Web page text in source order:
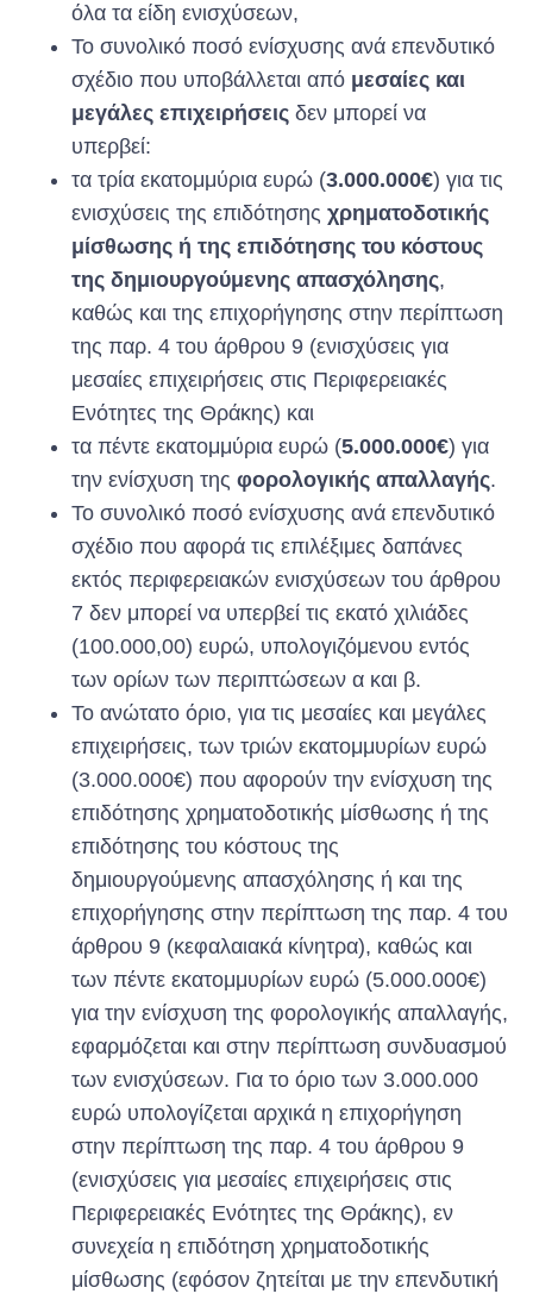
όλα τα είδη ενισχύσεων,
Το συνολικό ποσό ενίσχυσης ανά επενδυτικό
σχέδιο που υποβάλλεται από μεσαίες και
μεγάλες επιχειρήσεις δεν μπορεί να
υπερβεί:
τα τρία εκατομμύρια ευρώ (3.000.000€) για τις
ενισχύσεις της επιδότησης χρηματοδοτικής
μίσθωσης ή της επιδότησης του κόστους
της δημιουργούμενης απασχόλησης,
καθώς και της επιχορήγησης στην περίπτωση
της παρ. 4 του άρθρου 9 (ενισχύσεις για
μεσαίες επιχειρήσεις στις Περιφερειακές
Ενότητες της Θράκης) και
τα πέντε εκατομμύρια ευρώ (5.000.000€) για
την ενίσχυση της φορολογικής απαλλαγής.
Το συνολικό ποσό ενίσχυσης ανά επενδυτικό
σχέδιο που αφορά τις επιλέξιμες δαπάνες
εκτός περιφερειακών ενισχύσεων του άρθρου
7 δεν μπορεί να υπερβεί τις εκατό χιλιάδες
(100.000,00) ευρώ, υπολογιζόμενου εντός
των ορίων των περιπτώσεων α και β.
Το ανώτατο όριο, για τις μεσαίες και μεγάλες
επιχειρήσεις, των τριών εκατομμυρίων ευρώ
(3.000.000€) που αφορούν την ενίσχυση της
επιδότησης χρηματοδοτικής μίσθωσης ή της
επιδότησης του κόστους της
δημιουργούμενης απασχόλησης ή και της
επιχορήγησης στην περίπτωση της παρ. 4 του
άρθρου 9 (κεφαλαιακά κίνητρα), καθώς και
των πέντε εκατομμυρίων ευρώ (5.000.000€)
για την ενίσχυση της φορολογικής απαλλαγής,
εφαρμόζεται και στην περίπτωση συνδυασμού
των ενισχύσεων. Για το όριο των 3.000.000
ευρώ υπολογίζεται αρχικά η επιχορήγηση
στην περίπτωση της παρ. 4 του άρθρου 9
(ενισχύσεις για μεσαίες επιχειρήσεις στις
Περιφερειακές Ενότητες της Θράκης), εν
συνεχεία η επιδότηση χρηματοδοτικής
μίσθωσης (εφόσον ζητείται με την επενδυτική